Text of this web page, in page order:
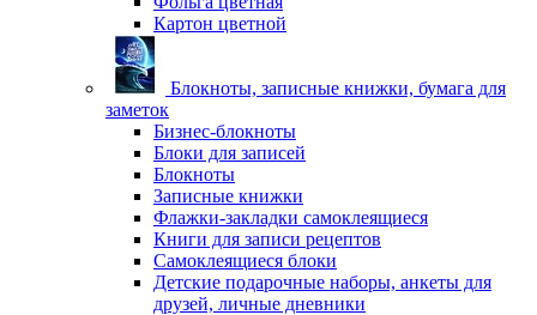
Картон цветной
Блокноты, записные книжки, бумага для
заметок
Бизнес-блокноты
Блоки для записей
Блокноты
Записные книжки
Флажки-закладки самоклеящиеся
Книги для записи рецептов
Самоклеящиеся блоки
Детские подарочные наборы, анкеты для
друзей, личные дневники